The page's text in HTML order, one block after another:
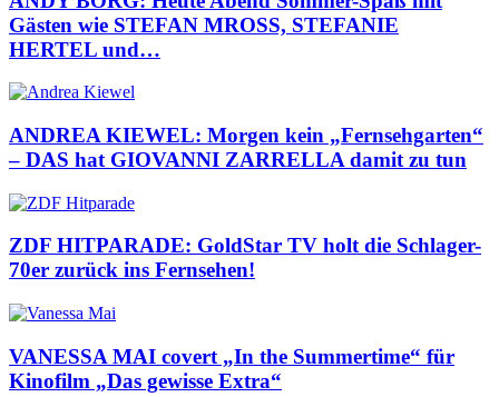
Gästen wie STEFAN MROSS, STEFANIE
HERTEL und…
ANDREA KIEWEL: Morgen kein „Fernsehgarten“
– DAS hat GIOVANNI ZARRELLA damit zu tun
ZDF HITPARADE: GoldStar TV holt die Schlager-
70er zurück ins Fernsehen!
VANESSA MAI covert „In the Summertime“ für
Kinofilm „Das gewisse Extra“